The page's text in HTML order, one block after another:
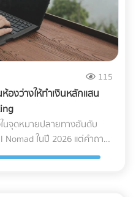
าะบางสูงมาก แรงสั่นสะเทือน
อ สามารถทำให้แผงวงจรหลวม
ยนอกยังดูปกติสมบูรณ์ การ
& Humidity
ส์ทางการแพทย์หลายชนิดมี
รอยู่ในตู้ขนส่งที่ร้อนอบอ้า
ห้เกิดสนิม คราบตะกรัน หรือ
ยงและการกระแทก (Tilt &
ดถูกระบุไว้ในคู่มือวิศวกรรม
ใช้พนักงานยกของ (Porter)
ห้สารทำความเย็นรั่วไหล หรือ
115
องว่างให้ทำเงินหลักแสน
นจุดหมายปลายทางอันดับ
ในปี 2026 แต่คำถาม
ลจากคนกลุ่มนี้ ถึงไปตกอยู่กับ